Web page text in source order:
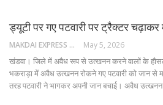
ड्यूटी पर गए पटवारी पर ट्रैक्टर चढ़ाकर
MAKDAI EXPRESS 24 May 5, 2026
खंडवा। जिले में अवैध रूप से उत्खनन करने वालों के
भकराड़ा में अवैध उत्खनन रोकने गए पटवारी को जान से
तरह पटवारी ने भागकर अपनी जान बचाई। अवैध